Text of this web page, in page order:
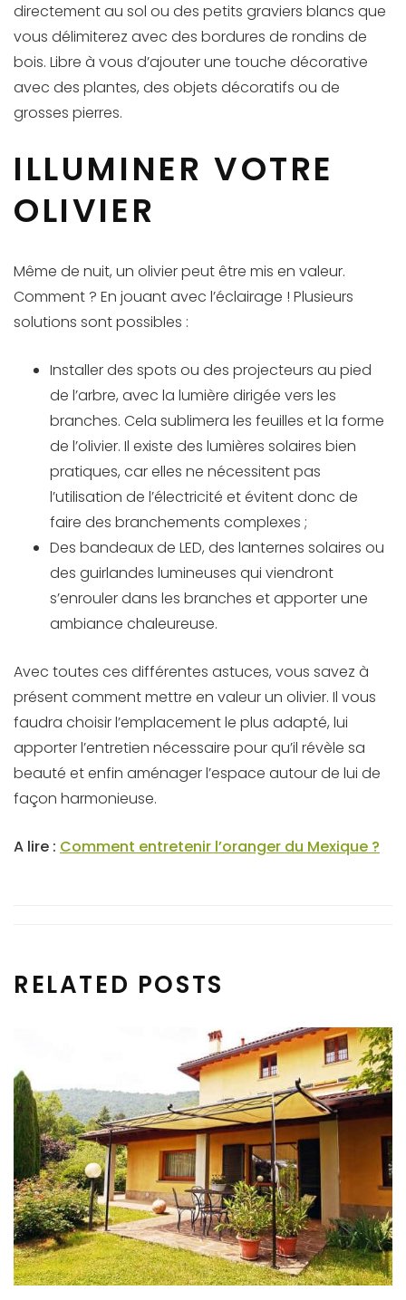
directement au sol ou des petits graviers blancs que
vous délimiterez avec des bordures de rondins de
bois. Libre à vous d’ajouter une touche décorative
avec des plantes, des objets décoratifs ou de
grosses pierres.
ILLUMINER VOTRE
OLIVIER
Même de nuit, un olivier peut être mis en valeur.
Comment ? En jouant avec l’éclairage ! Plusieurs
solutions sont possibles :
Installer des spots ou des projecteurs au pied
de l’arbre, avec la lumière dirigée vers les
branches. Cela sublimera les feuilles et la forme
de l’olivier. Il existe des lumières solaires bien
pratiques, car elles ne nécessitent pas
l’utilisation de l’électricité et évitent donc de
faire des branchements complexes ;
Des bandeaux de LED, des lanternes solaires ou
des guirlandes lumineuses qui viendront
s’enrouler dans les branches et apporter une
ambiance chaleureuse.
Avec toutes ces différentes astuces, vous savez à
présent comment mettre en valeur un olivier. Il vous
faudra choisir l’emplacement le plus adapté, lui
apporter l’entretien nécessaire pour qu’il révèle sa
beauté et enfin aménager l’espace autour de lui de
façon harmonieuse.
A lire : Comment entretenir l’oranger du Mexique ?
RELATED POSTS